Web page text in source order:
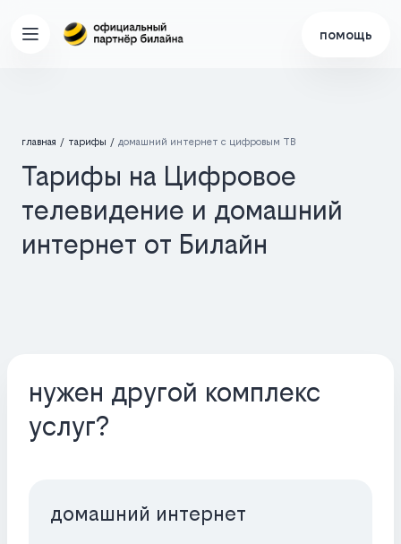
помощь
главная тарифы домашний интернет с цифровым ТВ
Тарифы на Цифровое
телевидение и домашний
интернет от Билайн
нужен другой комплекс
услуг?
домашний интернет